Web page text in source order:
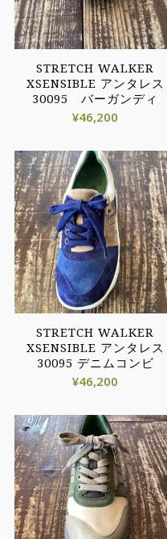
STRETCH WALKER
XSENSIBLE アンタレス
30095 バーガンディ
¥46,200
STRETCH WALKER
XSENSIBLE アンタレス
30095 デニムコンビ
¥46,200